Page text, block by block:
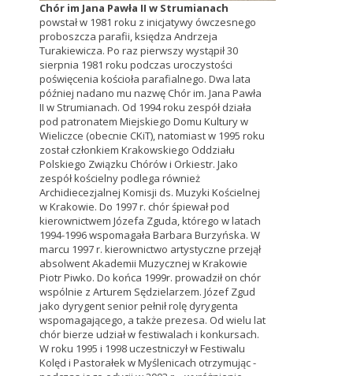
Chór im Jana Pawła II w Strumianach
powstał w 1981 roku z inicjatywy ówczesnego
proboszcza parafii, księdza Andrzeja
Turakiewicza. Po raz pierwszy wystąpił 30
sierpnia 1981 roku podczas uroczystości
poświęcenia kościoła parafialnego. Dwa lata
później nadano mu nazwę Chór im. Jana Pawła
II w Strumianach. Od 1994 roku zespół działa
pod patronatem Miejskiego Domu Kultury w
Wieliczce (obecnie CKiT), natomiast w 1995 roku
został członkiem Krakowskiego Oddziału
Polskiego Związku Chórów i Orkiestr. Jako
zespół kościelny podlega również
Archidiecezjalnej Komisji ds. Muzyki Kościelnej
w Krakowie. Do 1997 r. chór śpiewał pod
kierownictwem Józefa Zguda, którego w latach
1994-1996 wspomagała Barbara Burzyńska. W
marcu 1997 r. kierownictwo artystyczne przejął
absolwent Akademii Muzycznej w Krakowie
Piotr Piwko. Do końca 1999r. prowadził on chór
wspólnie z Arturem Sędzielarzem. Józef Zgud
jako dyrygent senior pełnił rolę dyrygenta
wspomagającego, a także prezesa. Od wielu lat
chór bierze udział w festiwalach i konkursach.
W roku 1995 i 1998 uczestniczył w Festiwalu
Kolęd i Pastorałek w Myślenicach otrzymując -